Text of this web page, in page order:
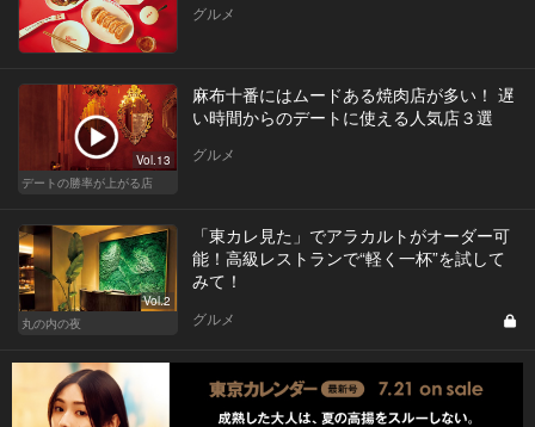
グルメ
Vol.13
デートの勝率が上がる店
麻布十番にはムードある焼肉店が多い！ 遅
い時間からのデートに使える人気店３選
グルメ
Vol.2
丸の内の夜
「東カレ見た」でアラカルトがオーダー可
能！高級レストランで“軽く一杯”を試して
みて！
グルメ